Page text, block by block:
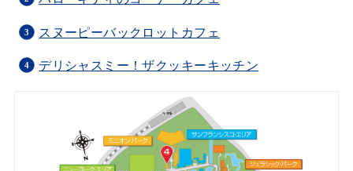
スヌーピーバックロットカフェ
デリシャスミー！ザクッキーキッチン